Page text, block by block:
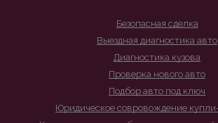
Безопасная сделка
Выездная диагностика авто
Диагностика кузова
Проверка нового авто
Подбор авто под ключ
Юридическое совровождение